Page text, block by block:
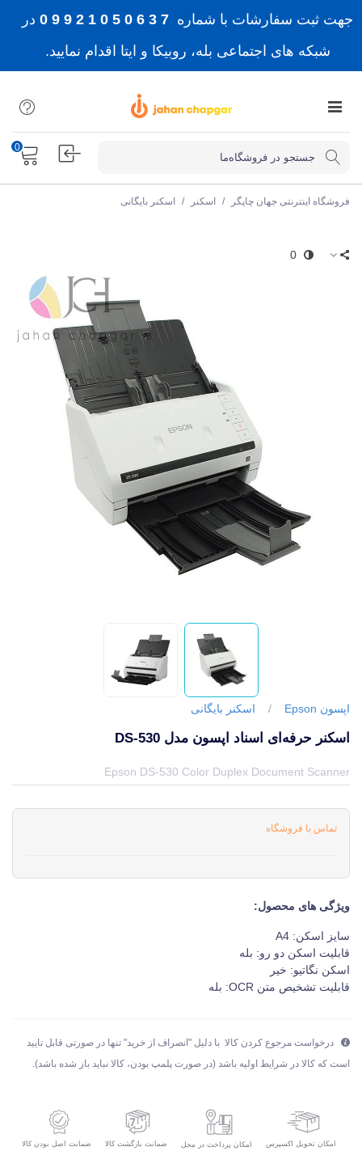
جهت ثبت سفارشات با شماره 7 3 6 0 5 0 1 2 9 9 0
در
شبکه های اجتماعی بله، روبیکا و ایتا اقدام نمایید.
0
فروشگاه اینترنتی جهان چاپگر / اسکنر / اسکنر بایگانی
0
اپسون Epson / اسکنر بایگانی
اسکنر حرفه‌ای اسناد اپسون مدل DS-530
Epson DS-530 Color Duplex Document Scanner
تماس با فروشگاه
ویژگی های محصول:
سایز اسکن: A4
قابلیت اسکن دو رو: بله
اسکن نگاتیو: خیر
قابلیت تشخیص متن OCR: بله
درخواست مرجوع کردن کالا با دلیل "انصراف از خرید" تنها در صورتی قابل تایید
است که کالا در شرایط اولیه باشد (در صورت پلمپ بودن، کالا نباید باز شده باشد).
امکان تحویل اکسپرس امکان پرداخت در محل ضمانت بازگشت کالا ضمانت اصل بودن کالا